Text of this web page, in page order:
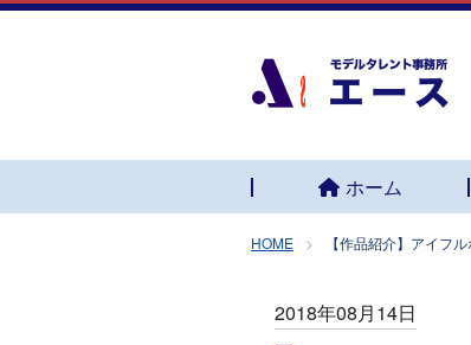
ホーム
HOME 【作品紹介】アイフ
2018年08月14日